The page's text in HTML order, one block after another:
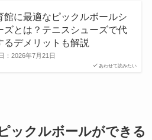
あわせて読みたい
館に最適なピックルボールシ
ズとは？テニスシューズで代
るデメリットも解説
： 2026年7月21日
ックルボールができる